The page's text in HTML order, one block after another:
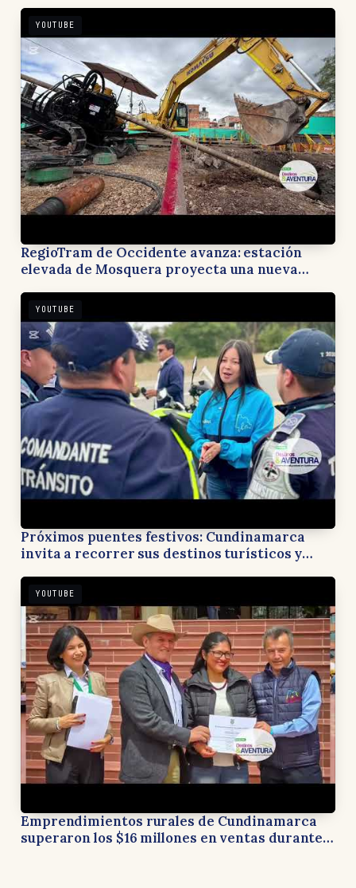
YOUTUBE
RegioTram de Occidente avanza: estación
elevada de Mosquera proyecta una nueva
YOUTUBE
Próximos puentes festivos: Cundinamarca
invita a recorrer sus destinos turísticos y
YOUTUBE
Emprendimientos rurales de Cundinamarca
superaron los $16 millones en ventas durante